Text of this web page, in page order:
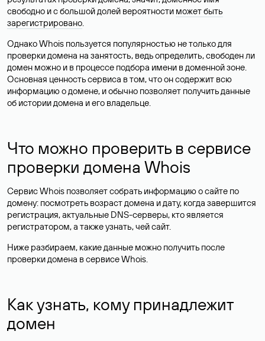
свободно и с большой долей вероятности может быть
зарегистрировано.
Однако Whois пользуется популярностью не только для
проверки домена на занятость, ведь определить, свободен ли
домен можно и в процессе подбора имени в доменной зоне.
Основная ценность сервиса в том, что он содержит всю
информацию о домене, и обычно позволяет получить данные
об истории домена и его владельце.
Что можно проверить в сервисе
проверки домена Whois
Сервис Whois позволяет собрать информацию о сайте по
домену: посмотреть возраст домена и дату, когда завершится
регистрация, актуальные DNS-серверы, кто является
регистратором, а также узнать, чей сайт.
Ниже разбираем, какие данные можно получить после
проверки домена в сервисе Whois.
Как узнать, кому принадлежит
домен